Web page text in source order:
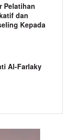
Pelatihan
dan
Kepada
Al-Farlaky